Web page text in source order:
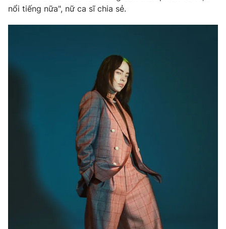
Hậu trường
Nhân vật
Điện ảnh
Hitech Công nghệ tương lai
Giao lưu trực tuyến
Podcast
Infographic
nổi tiếng nữa", nữ ca sĩ chia sẻ.